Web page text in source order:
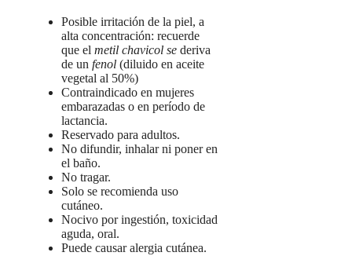
Posible irritación de la piel, a
alta concentración: recuerde
que el metil chavicol se deriva
de un fenol (diluido en aceite
vegetal al 50%)
Contraindicado en mujeres
embarazadas o en período de
lactancia.
Reservado para adultos.
No difundir, inhalar ni poner en
el baño.
No tragar.
Solo se recomienda uso
cutáneo.
Nocivo por ingestión, toxicidad
aguda, oral.
Puede causar alergia cutánea.